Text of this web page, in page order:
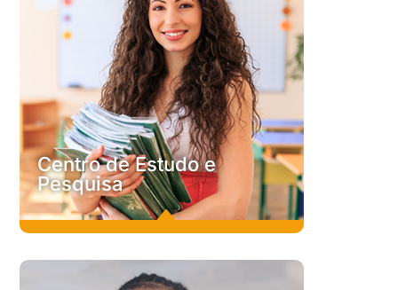
C
às lideranças de fé, comunitárias e empresariais para
estimular reflexões e um novo agir em prol da comunidade
local e de uma economia regenerativa.
Conheça
B
Centro de Estudo e
Pesquisa